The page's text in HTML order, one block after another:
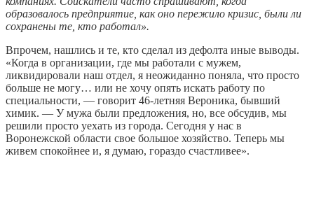
образовалось предприятие, как оно пережило кризис, были ли
сохранены те, кто работал».
Впрочем, нашлись и те, кто сделал из дефолта иные выводы.
«Когда в организации, где мы работали с мужем,
ликвидировали наш отдел, я неожиданно поняла, что просто
больше не могу… или не хочу опять искать работу по
специальности, — говорит 46-летняя Вероника, бывший
химик. — У мужа были предложения, но, все обсудив, мы
решили просто уехать из города. Сегодня у нас в
Воронежской области свое большое хозяйство. Теперь мы
живем спокойнее и, я думаю, гораздо счастливее».